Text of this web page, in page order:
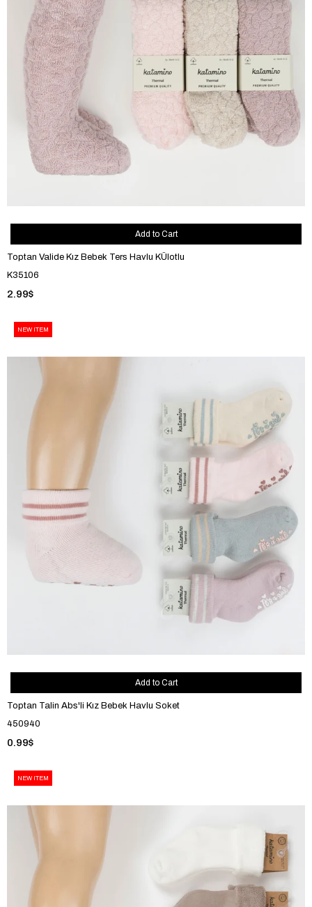
Toptan Valide Kız Bebek Ters Havlu KÜlotlu
K35106
2.99$
Add to Cart
Toptan Talin Abs'li Kız Bebek Havlu Soket
450940
0.99$
Add to Cart
NEW ITEM
NEW ITEM